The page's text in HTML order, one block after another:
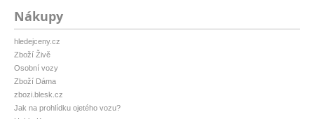
Nákupy
hledejceny.cz
Zboží Živě
Osobní vozy
Zboží Dáma
zbozi.blesk.cz
Jak na prohlídku ojetého vozu?